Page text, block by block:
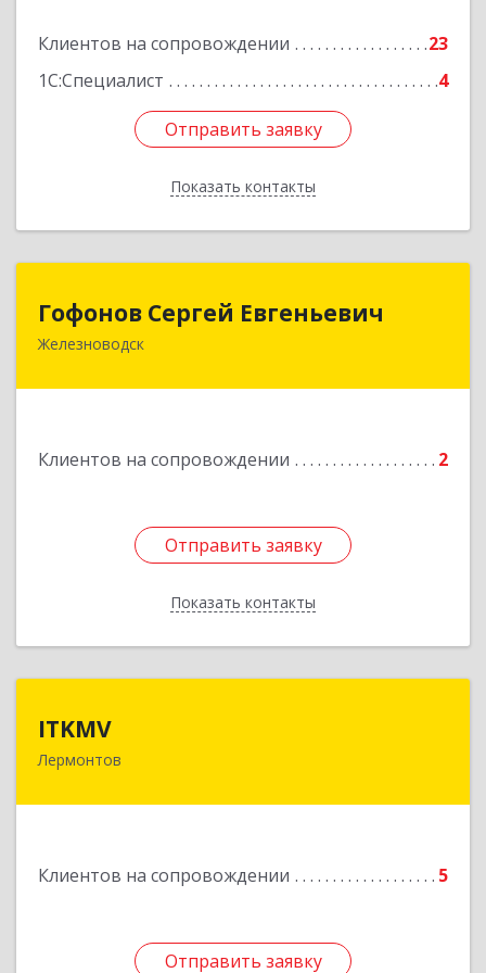
Клиентов на сопровождении
23
1С:Специалист
4
Отправить заявку
Показать контакты
Отправить заявку
Назад
Гофонов Сергей Евгеньевич
Железноводск
Клиентов на сопровождении 2
Отправить заявку
Показать контакты
Гофонов Сергей Евгеньевич
Отправить заявку
Назад
ITKMV
Лермонтов
Клиентов на сопровождении 5
Отправить заявку
Отправить заявку